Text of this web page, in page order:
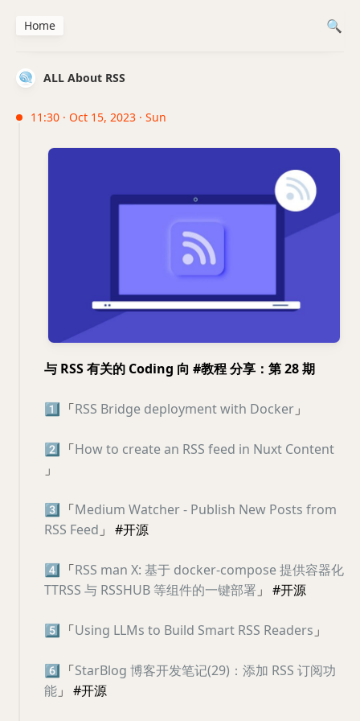
ALL About RSS
11:30 · Oct 15, 2023 · Sun
与 RSS 有关的 Coding 向 #教程 分享：第 28 期
1️⃣ 「RSS Bridge deployment with Docker 」
2️⃣ 「How to create an RSS feed in Nuxt Content
」
3️⃣ 「Medium Watcher - Publish New Posts from
RSS Feed 」 #开源
4️⃣ 「RSS man X: 基于 docker-compose 提供容器化
TTRSS 与 RSSHUB 等组件的一键部署 」 #开源
5️⃣ 「Using LLMs to Build Smart RSS Readers 」
6️⃣ 「StarBlog 博客开发笔记(29)：添加 RSS 订阅功
能 」 #开源
Home